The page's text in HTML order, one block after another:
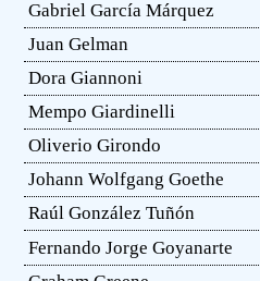
Gabriel García Márquez
Juan Gelman
Dora Giannoni
Mempo Giardinelli
Oliverio Girondo
Johann Wolfgang Goethe
Raúl González Tuñón
Fernando Jorge Goyanarte